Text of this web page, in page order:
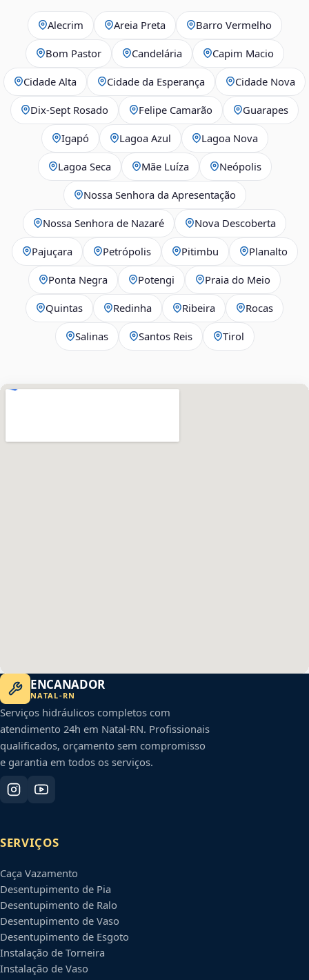
Alecrim Areia Preta Barro Vermelho
Bom Pastor Candelária Capim Macio
Cidade Alta Cidade da Esperança Cidade Nova
Dix‑Sept Rosado Felipe Camarão Guarapes
Igapó Lagoa Azul Lagoa Nova
Lagoa Seca Mãe Luíza Neópolis
Nossa Senhora da Apresentação
Nossa Senhora de Nazaré Nova Descoberta
Pajuçara Petrópolis Pitimbu Planalto
Ponta Negra Potengi Praia do Meio
Quintas Redinha Ribeira Rocas
Salinas Santos Reis Tirol
ENCANADOR
NATAL-RN
Serviços hidráulicos completos com
atendimento 24h em Natal-RN. Profissionais
qualificados, orçamento sem compromisso
e garantia em todos os serviços.
SERVIÇOS
Caça Vazamento
Desentupimento de Pia
Desentupimento de Ralo
Desentupimento de Vaso
Desentupimento de Esgoto
Instalação de Torneira
Instalação de Vaso